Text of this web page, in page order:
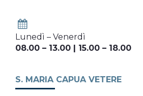
Lunedì – Venerdì
08.00 – 13.00 | 15.00 – 18.00
S. MARIA CAPUA VETERE